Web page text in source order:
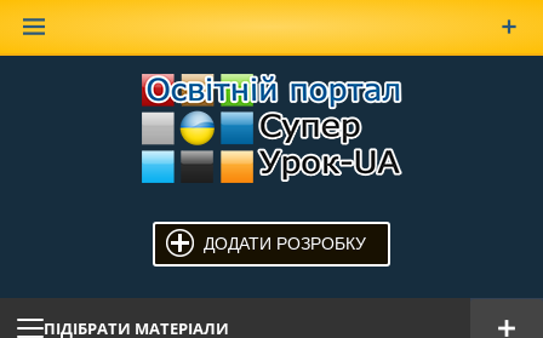
ДОДАТИ РОЗРОБКУ
ПІДІБРАТИ МАТЕРІАЛИ